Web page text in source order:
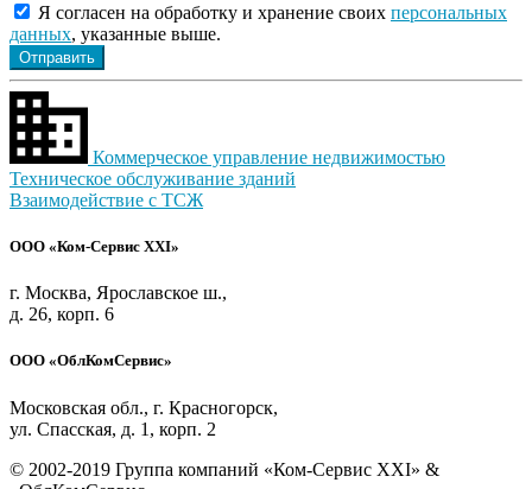
Я согласен на обработку и хранение своих персональных
данных, указанные выше.
Коммерческое управление недвижимостью
Техническое обслуживание зданий
Взаимодействие с ТСЖ
ООО «Ком-Сервис XXI»
г. Москва, Ярославское ш.,
д. 26, корп. 6
ООО «ОблКомСервис»
Московская обл., г. Красногорск,
ул. Спасская, д. 1, корп. 2
© 2002-2019 Группа компаний «Ком-Сервис ХХI» &